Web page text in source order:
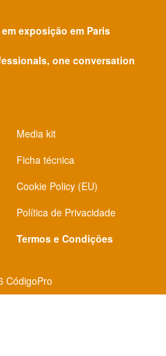
exposição em Paris
one conversation
Media kit
Ficha técnica
Cookie Policy (EU)
Política de Privacidade
Termos e Condições
CódigoPro